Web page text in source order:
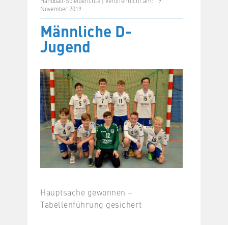
November 2019
Männliche D-
Jugend
Hauptsache gewonnen –
Tabellenführung gesichert